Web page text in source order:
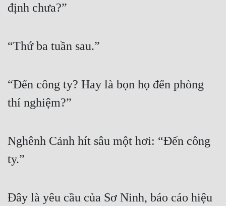
định chưa?”
“Thứ ba tuần sau.”
“Đến công ty? Hay là bọn họ đến phòng
thí nghiệm?”
Nghênh Cảnh hít sâu một hơi: “Đến công
ty.”
Đây là yêu cầu của Sơ Ninh, báo cáo hiệu